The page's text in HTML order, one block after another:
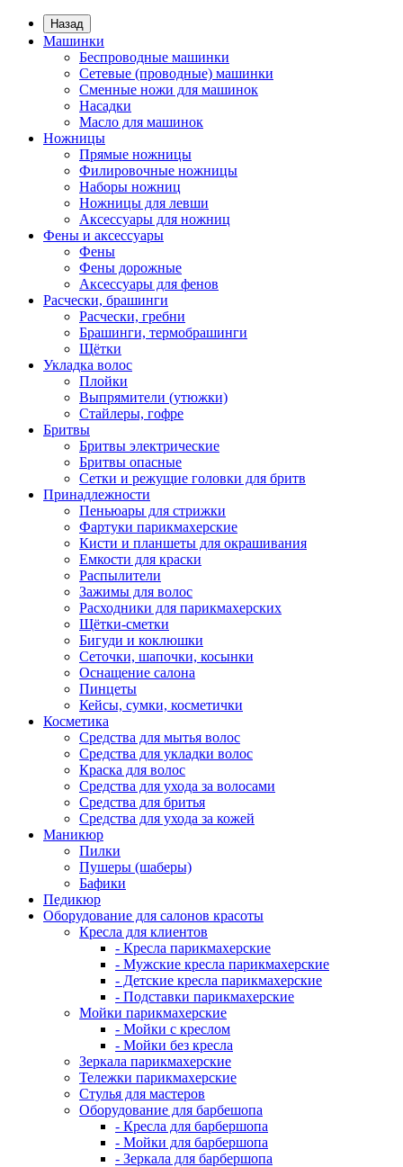
Назад
Машинки
Беспроводные машинки
Сетевые (проводные) машинки
Сменные ножи для машинок
Насадки
Масло для машинок
Ножницы
Прямые ножницы
Филировочные ножницы
Наборы ножниц
Ножницы для левши
Аксессуары для ножниц
Фены и аксессуары
Фены
Фены дорожные
Аксессуары для фенов
Расчески, брашинги
Расчески, гребни
Брашинги, термобрашинги
Щётки
Укладка волос
Плойки
Выпрямители (утюжки)
Стайлеры, гофре
Бритвы
Бритвы электрические
Бритвы опасные
Сетки и режущие головки для бритв
Принадлежности
Пеньюары для стрижки
Фартуки парикмахерские
Кисти и планшеты для окрашивания
Емкости для краски
Распылители
Зажимы для волос
Расходники для парикмахерских
Щётки-сметки
Бигуди и коклюшки
Сеточки, шапочки, косынки
Оснащение салона
Пинцеты
Кейсы, сумки, косметички
Косметика
Средства для мытья волос
Средства для укладки волос
Краска для волос
Средства для ухода за волосами
Средства для бритья
Средства для ухода за кожей
Маникюр
Пилки
Пушеры (шаберы)
Бафики
Педикюр
Оборудование для салонов красоты
Кресла для клиентов
- Кресла парикмахерские
- Мужские кресла парикмахерские
- Детские кресла парикмахерские
- Подставки парикмахерские
Мойки парикмахерские
- Мойки с креслом
- Мойки без кресла
Зеркала парикмахерские
Тележки парикмахерские
Стулья для мастеров
Оборудование для барбешопа
- Кресла для барбершопа
- Мойки для барбершопа
- Зеркала для барбершопа